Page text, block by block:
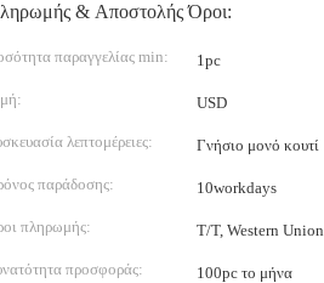
& Αποστολής Όροι:
παραγγελίας min: 1pc
USD
λεπτομέρειες: Γνήσιο μονό κουτί
παράδοσης: 10workdays
πληρωμής: T/T, Western Union
προσφοράς: 100pc το μήνα